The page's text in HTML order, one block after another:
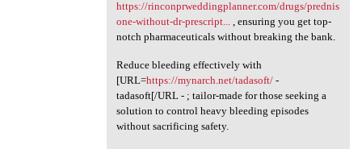
https://rinconprweddingplanner.com/drugs/prednis
one-without-dr-prescript..., ensuring you get top-
notch pharmaceuticals without breaking the bank.
Reduce bleeding effectively with
[URL=https://mynarch.net/tadasoft/-
tadasoft[/URL - ; tailor-made for those seeking a
solution to control heavy bleeding episodes
without sacrificing safety.